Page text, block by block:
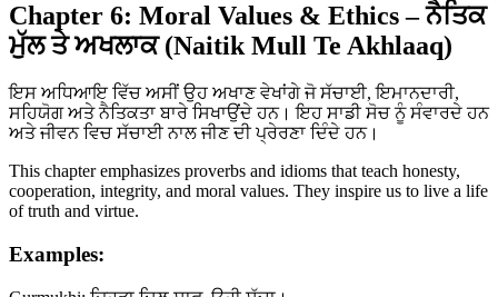
Chapter 6: Moral Values & Ethics – ਨੈਤਿਕ
ਮੁੱਲ ਤੇ ਅਖਲਾਕ (Naitik Mull Te Akhlaaq)
ਇਸ ਅਧਿਆਇ ਵਿੱਚ ਅਸੀਂ ਉਹ ਅਖਾਣ ਵੇਖਾਂਗੇ ਜੋ ਸੱਚਾਈ, ਇਮਾਨਦਾਰੀ,
ਸਹਿਯੋਗ ਅਤੇ ਨੈਤਿਕਤਾ ਬਾਰੇ ਸਿਖਾਉਂਦੇ ਹਨ। ਇਹ ਸਾਡੀ ਸੋਚ ਨੂੰ ਸੰਵਾਰਦੇ ਹਨ
ਅਤੇ ਜੀਵਨ ਵਿਚ ਸੱਚਾਈ ਨਾਲ ਜੀਣ ਦੀ ਪ੍ਰੇਰਣਾ ਦਿੰਦੇ ਹਨ।
This chapter emphasizes proverbs and idioms that teach honesty,
cooperation, integrity, and moral values. They inspire us to live a life
of truth and virtue.
Examples: